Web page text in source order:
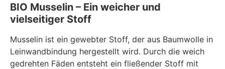
BIO Musselin – Ein weicher und
vielseitiger Stoff
Musselin ist ein gewebter Stoff, der aus Baumwolle in
Leinwandbindung hergestellt wird. Durch die weich
gedrehten Fäden entsteht ein fließender Stoff mit